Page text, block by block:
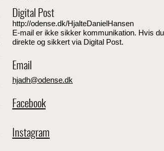
Digital Post
http://odense.dk/HjalteDanielHansen
E-mail er ikke sikker kommunikation. Hvis
direkte og sikkert via Digital Post.
Email
hjadh@odense.dk
Facebook
Instagram